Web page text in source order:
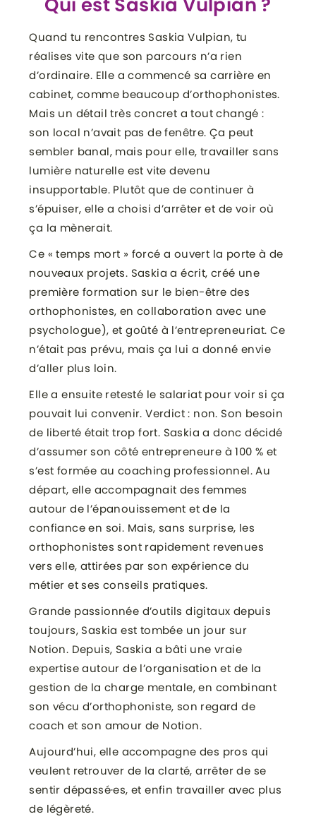
Quand tu rencontres Saskia Vulpian, tu
réalises vite que son parcours n’a rien
d’ordinaire. Elle a commencé sa carrière en
cabinet, comme beaucoup d’orthophonistes.
Mais un détail très concret a tout changé :
son local n’avait pas de fenêtre. Ça peut
sembler banal, mais pour elle, travailler sans
lumière naturelle est vite devenu
insupportable. Plutôt que de continuer à
s’épuiser, elle a choisi d’arrêter et de voir où
ça la mènerait.
Ce « temps mort » forcé a ouvert la porte à de
nouveaux projets. Saskia a écrit, créé une
première formation sur le bien-être des
orthophonistes, en collaboration avec une
psychologue), et goûté à l’entrepreneuriat. Ce
n’était pas prévu, mais ça lui a donné envie
d’aller plus loin.
Elle a ensuite retesté le salariat pour voir si ça
pouvait lui convenir. Verdict : non. Son besoin
de liberté était trop fort. Saskia a donc décidé
d’assumer son côté entrepreneure à 100 % et
s’est formée au coaching professionnel. Au
départ, elle accompagnait des femmes
autour de l’épanouissement et de la
confiance en soi. Mais, sans surprise, les
orthophonistes sont rapidement revenues
vers elle, attirées par son expérience du
métier et ses conseils pratiques.
Grande passionnée d’outils digitaux depuis
toujours, Saskia est tombée un jour sur
Notion. Depuis, Saskia a bâti une vraie
expertise autour de l’organisation et de la
gestion de la charge mentale, en combinant
son vécu d’orthophoniste, son regard de
coach et son amour de Notion.
Aujourd’hui, elle accompagne des pros qui
veulent retrouver de la clarté, arrêter de se
sentir dépassé·es, et enfin travailler avec plus
de légèreté.